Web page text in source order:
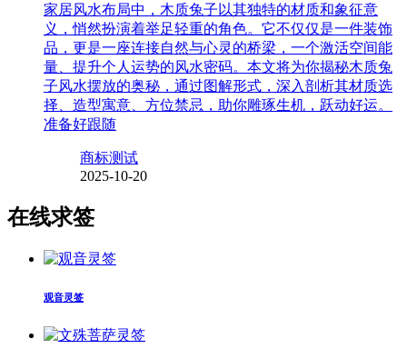
家居风水布局中，木质兔子以其独特的材质和象征意
义，悄然扮演着举足轻重的角色。它不仅仅是一件装饰
品，更是一座连接自然与心灵的桥梁，一个激活空间能
量、提升个人运势的风水密码。本文将为你揭秘木质兔
子风水摆放的奥秘，通过图解形式，深入剖析其材质选
择、造型寓意、方位禁忌，助你雕琢生机，跃动好运。
准备好跟随
商标测试
2025-10-20
在线求签
观音灵签